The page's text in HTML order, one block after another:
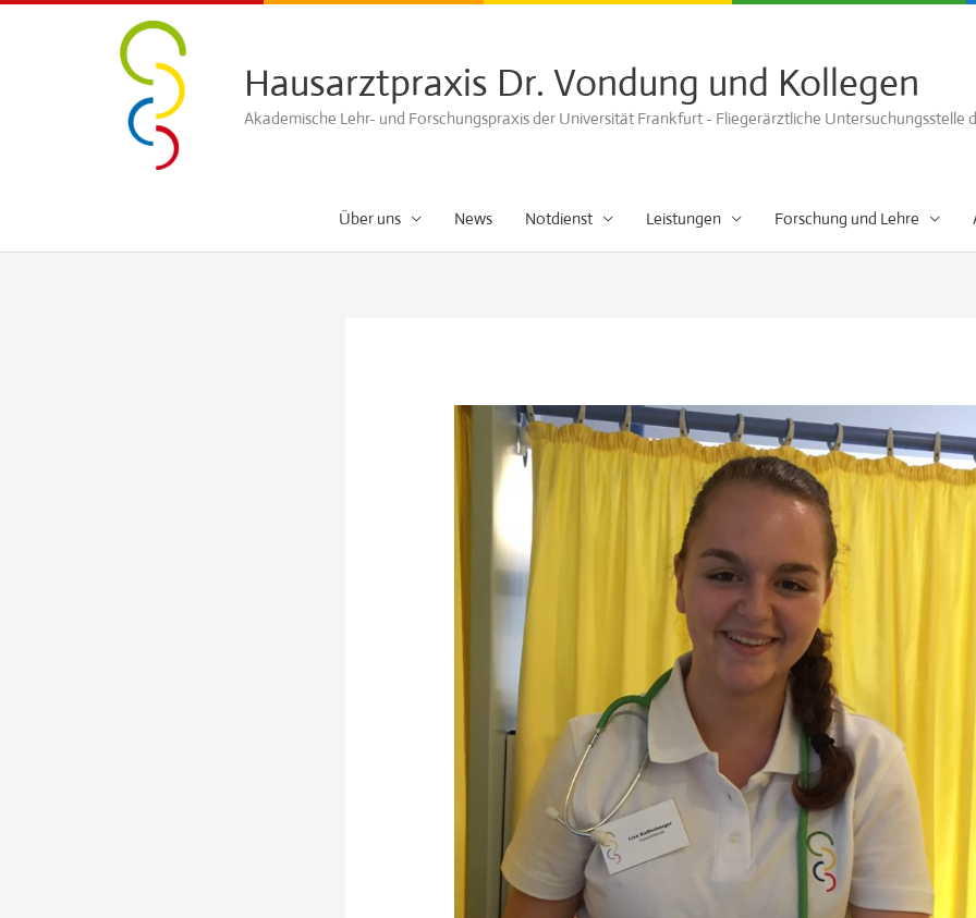
Hausarztpraxis Dr. Vondung und Kollegen
Akademische Lehr- und Forschungspraxis der Universität Frankfurt - Fliegerärztliche Untersuchungsstelle
Über uns News Notdienst Leistungen Forschung und Lehre